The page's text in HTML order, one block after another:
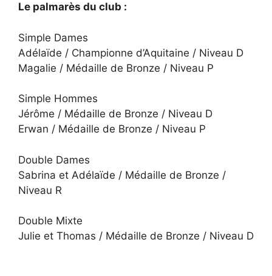
Le palmarès du club :
Simple Dames
Adélaïde / Championne d’Aquitaine / Niveau D
Magalie / Médaille de Bronze / Niveau P
Simple Hommes
Jérôme / Médaille de Bronze / Niveau D
Erwan / Médaille de Bronze / Niveau P
Double Dames
Sabrina et Adélaïde / Médaille de Bronze /
Niveau R
Double Mixte
Julie et Thomas / Médaille de Bronze / Niveau D